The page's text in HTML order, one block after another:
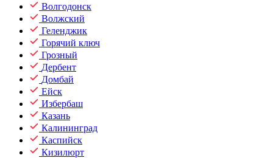
Волгодонск
Волжский
Геленджик
Горячий ключ
Грозный
Дербент
Домбай
Ейск
Избербаш
Казань
Калининград
Каспийск
Кизилюрт